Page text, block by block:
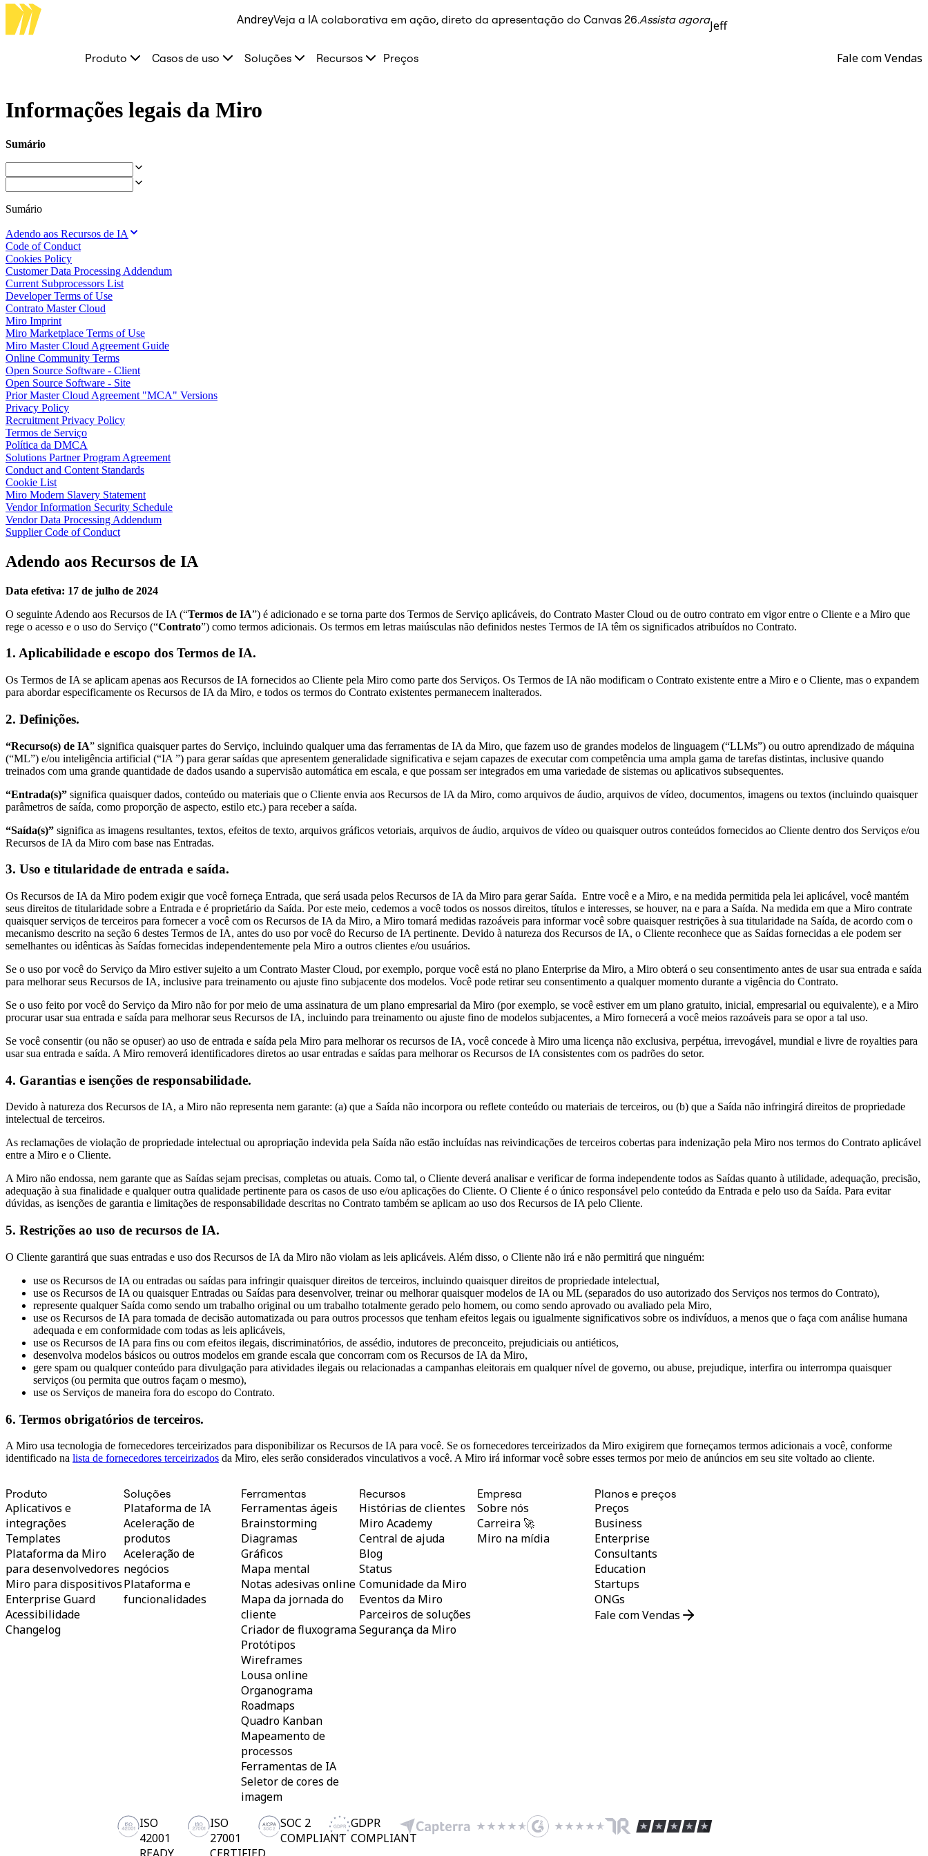
Produto
Fluxos
Visão geral da IA
AI Workflows
Servidor MCP
Planos de ação
Integrações
Plataforma para desenvolvedores
Formatos
Lousa
Diagramas
Kanban
Linhas do tempo
Tabelas
Documentos
Slides
Casos de uso
Em destaque
Explore os Playbooks de IA
Geral
Brainstorming
Mapas mentais
Fluxogramas
Roadmaps
Roadmaps
Mapeamento de processos
Protótipos e wireframes
Mapa da jornada do cliente
Workshops de design
Planejamento de metas
Design organizacional
Por segmento de negócios
Pequenas empresas
Startups
Indústria
Varejo
Serviços financeiros
Ciência da vida e farmacêutica
Por time
Gestão de produto
Engenharia
Liderança de produto e operações
Marketing
Por iniciativa estratégica
Sistema operacional de produto
Transformação com IA
Transformação dos modos de trabalho
Experiência digital do funcionário
Design de experiência do cliente e serviço
Transformação de nuvem e software
Recursos
Histórias de clientes
Academy
Aprendizagem na Reforge
Comunidade e suporte
Eventos
Comunidade
Blog
Parceiros e serviços
Parceiros de soluções
Preços
AndreyVeja a IA colaborativa em ação, direto da apresentação do Canvas 26.Assista agoraJeff
Produto Casos de uso Soluções Recursos Preços Fale com Vendas
Informações legais da Miro
Sumário
Sumário
Adendo aos Recursos de IA
Code of Conduct
Cookies Policy
Customer Data Processing Addendum
Current Subprocessors List
Developer Terms of Use
Contrato Master Cloud
Miro Imprint
Miro Marketplace Terms of Use
Miro Master Cloud Agreement Guide
Online Community Terms
Open Source Software - Client
Open Source Software - Site
Prior Master Cloud Agreement "MCA" Versions
Privacy Policy
Recruitment Privacy Policy
Termos de Serviço
Política da DMCA
Solutions Partner Program Agreement
Conduct and Content Standards
Cookie List
Miro Modern Slavery Statement
Vendor Information Security Schedule
Vendor Data Processing Addendum
Supplier Code of Conduct
Adendo aos Recursos de IA
Data efetiva: 17 de julho de 2024
O seguinte Adendo aos Recursos de IA (“Termos de IA”) é adicionado e se torna parte dos Termos de Serviço aplicáveis, do Contrato Master Cloud ou de outro contrato em vigor entre o Cliente e a Miro que
rege o acesso e o uso do Serviço (“Contrato”) como termos adicionais. Os termos em letras maiúsculas não definidos nestes Termos de IA têm os significados atribuídos no Contrato.
1. Aplicabilidade e escopo dos Termos de IA.
Os Termos de IA se aplicam apenas aos Recursos de IA fornecidos ao Cliente pela Miro como parte dos Serviços. Os Termos de IA não modificam o Contrato existente entre a Miro e o Cliente, mas o expandem
para abordar especificamente os Recursos de IA da Miro, e todos os termos do Contrato existentes permanecem inalterados.
2. Definições.
“Recurso(s) de IA” significa quaisquer partes do Serviço, incluindo qualquer uma das ferramentas de IA da Miro, que fazem uso de grandes modelos de linguagem (“LLMs”) ou outro aprendizado de máquina
(“ML”) e/ou inteligência artificial (“IA ”) para gerar saídas que apresentem generalidade significativa e sejam capazes de executar com competência uma ampla gama de tarefas distintas, inclusive quando
treinados com uma grande quantidade de dados usando a supervisão automática em escala, e que possam ser integrados em uma variedade de sistemas ou aplicativos subsequentes.
“Entrada(s)” significa quaisquer dados, conteúdo ou materiais que o Cliente envia aos Recursos de IA da Miro, como arquivos de áudio, arquivos de vídeo, documentos, imagens ou textos (incluindo quaisquer
parâmetros de saída, como proporção de aspecto, estilo etc.) para receber a saída.
“Saída(s)” significa as imagens resultantes, textos, efeitos de texto, arquivos gráficos vetoriais, arquivos de áudio, arquivos de vídeo ou quaisquer outros conteúdos fornecidos ao Cliente dentro dos Serviços e/ou
Recursos de IA da Miro com base nas Entradas.
3. Uso e titularidade de entrada e saída.
Os Recursos de IA da Miro podem exigir que você forneça Entrada, que será usada pelos Recursos de IA da Miro para gerar Saída. Entre você e a Miro, e na medida permitida pela lei aplicável, você mantém
seus direitos de titularidade sobre a Entrada e é proprietário da Saída. Por este meio, cedemos a você todos os nossos direitos, títulos e interesses, se houver, na e para a Saída. Na medida em que a Miro contrate
quaisquer serviços de terceiros para fornecer a você com os Recursos de IA da Miro, a Miro tomará medidas razoáveis ​​para informar você sobre quaisquer restrições à sua titularidade na Saída, de acordo com o
mecanismo descrito na seção 6 destes Termos de IA, antes do uso por você do Recurso de IA pertinente. Devido à natureza dos Recursos de IA, o Cliente reconhece que as Saídas fornecidas a ele podem ser
semelhantes ou idênticas às Saídas fornecidas independentemente pela Miro a outros clientes e/ou usuários.
Se o uso por você do Serviço da Miro estiver sujeito a um Contrato Master Cloud, por exemplo, porque você está no plano Enterprise da Miro, a Miro obterá o seu consentimento antes de usar sua entrada e saída
para melhorar seus Recursos de IA, inclusive para treinamento ou ajuste fino subjacente dos modelos. Você pode retirar seu consentimento a qualquer momento durante a vigência do Contrato.
Se o uso feito por você do Serviço da Miro não for por meio de uma assinatura de um plano empresarial da Miro (por exemplo, se você estiver em um plano gratuito, inicial, empresarial ou equivalente), e a Miro
procurar usar sua entrada e saída para melhorar seus Recursos de IA, incluindo para treinamento ou ajuste fino de modelos subjacentes, a Miro fornecerá a você meios razoáveis ​​para se opor a tal uso.
Se você consentir (ou não se opuser) ao uso de entrada e saída pela Miro para melhorar os recursos de IA, você concede à Miro uma licença não exclusiva, perpétua, irrevogável, mundial e livre de royalties para
usar sua entrada e saída. A Miro removerá identificadores diretos ao usar entradas e saídas para melhorar os Recursos de IA consistentes com os padrões do setor.
4. Garantias e isenções de responsabilidade.
Devido à natureza dos Recursos de IA, a Miro não representa nem garante: (a) que a Saída não incorpora ou reflete conteúdo ou materiais de terceiros, ou (b) que a Saída não infringirá direitos de propriedade
intelectual de terceiros.
As reclamações de violação de propriedade intelectual ou apropriação indevida pela Saída não estão incluídas nas reivindicações de terceiros cobertas para indenização pela Miro nos termos do Contrato aplicável
entre a Miro e o Cliente.
A Miro não endossa, nem garante que as Saídas sejam precisas, completas ou atuais. Como tal, o Cliente deverá analisar e verificar de forma independente todos as Saídas quanto à utilidade, adequação, precisão,
adequação à sua finalidade e qualquer outra qualidade pertinente para os casos de uso e/ou aplicações do Cliente. O Cliente é o único responsável pelo conteúdo da Entrada e pelo uso da Saída. Para evitar
dúvidas, as isenções de garantia e limitações de responsabilidade descritas no Contrato também se aplicam ao uso dos Recursos de IA pelo Cliente.
5. Restrições ao uso de recursos de IA.
O Cliente garantirá que suas entradas e uso dos Recursos de IA da Miro não violam as leis aplicáveis. ‍Além disso, o Cliente não irá e não permitirá que ninguém:
use os Recursos de IA ou entradas ou saídas para infringir quaisquer direitos de terceiros, incluindo quaisquer direitos de propriedade intelectual,
use os Recursos de IA ou quaisquer Entradas ou Saídas para desenvolver, treinar ou melhorar quaisquer modelos de IA ou ML (separados do uso autorizado dos Serviços nos termos do Contrato),
represente qualquer Saída como sendo um trabalho original ou um trabalho totalmente gerado pelo homem, ou como sendo aprovado ou avaliado pela Miro,
use os Recursos de IA para tomada de decisão automatizada ou para outros processos que tenham efeitos legais ou igualmente significativos sobre os indivíduos, a menos que o faça com análise humana
adequada e em conformidade com todas as leis aplicáveis,
use os Recursos de IA para fins ou com efeitos ilegais, discriminatórios, de assédio, indutores de preconceito, prejudiciais ou antiéticos,
desenvolva modelos básicos ou outros modelos em grande escala que concorram com os Recursos de IA da Miro,
gere spam ou qualquer conteúdo para divulgação para atividades ilegais ou relacionadas a campanhas eleitorais em qualquer nível de governo, ou abuse, prejudique, interfira ou interrompa quaisquer
serviços (ou permita que outros façam o mesmo),
use os Serviços de maneira fora do escopo do Contrato.
6. Termos obrigatórios de terceiros.
A Miro usa tecnologia de fornecedores terceirizados para disponibilizar os Recursos de IA para você. Se os fornecedores terceirizados da Miro exigirem que forneçamos termos adicionais a você, conforme
identificado na lista de fornecedores terceirizados da Miro, eles serão considerados vinculativos a você. A Miro irá informar você sobre esses termos por meio de anúncios em seu site voltado ao cliente.
Produto
Aplicativos e
integrações
Templates
Plataforma da Miro
para desenvolvedores
Miro para dispositivos
Enterprise Guard
Acessibilidade
Changelog
Soluções
Plataforma de IA
Aceleração de
produtos
Aceleração de
negócios
Plataforma e
funcionalidades
Ferramentas
Ferramentas ágeis
Brainstorming
Diagramas
Gráficos
Mapa mental
Notas adesivas online
Mapa da jornada do
cliente
Criador de fluxograma
Protótipos
Wireframes
Lousa online
Organograma
Roadmaps
Quadro Kanban
Mapeamento de
processos
Ferramentas de IA
Seletor de cores de
imagem
Recursos
Histórias de clientes
Miro Academy
Central de ajuda
Blog
Status
Comunidade da Miro
Eventos da Miro
Parceiros de soluções
Segurança da Miro
Empresa
Sobre nós
Carreira 🚀
Miro na mídia
Planos e preços
Preços
Business
Enterprise
Consultants
Education
Startups
ONGs
Fale com Vendas
ISO
42001
ISO
27001
SOC 2
COMPLIANT
GDPR
COMPLIANT